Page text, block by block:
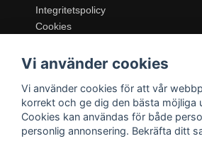
Integritetspolicy
Cookies
SORTIMENT
Dukning & Servering
Inredning
Kök & Matlagning
Belysning
Vi använder cookies
Vi använder cookies för att vår
korrekt och ge dig den bästa möjliga
Cookies kan användas för både
personlig annonsering. Bekräfta ditt